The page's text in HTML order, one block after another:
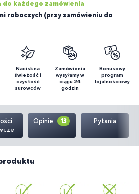
do każdego zamówienia
roboczych (przy zamówieniu do
Nacisk na
świeżość i
czystość
surowców
Zamówienia
wysyłamy w
ciągu 24
godzin
Bonusowy
program
lojalnościowy
Opinie 13 Pytania